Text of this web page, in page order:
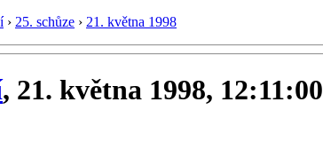
› 25. schůze › 21. května 1998
, 21. května 1998, 12:11:00